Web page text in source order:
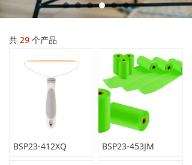
共 29 个产品
BSP23-412XQ BSP23-453JM